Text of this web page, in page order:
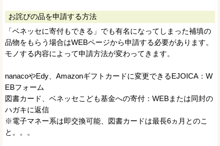
お詫びの品を申請する方法
「ベネッセに寄付もできる」でも有名になってしまった補填の
品物をもらう場合はWEBページから申請する必要があります。
モノする内容によって申請方法が変わってきます。
nanacoやEdy、Amazonギフトカードに変更できるEJOICA：W
EBフォーム
図書カード、ベネッセこども基金への寄付：WEBまたは同封の
ハガキに返信
※電子マネー系は即交換可能、図書カードは最長6ヵ月とのこ
と。。。